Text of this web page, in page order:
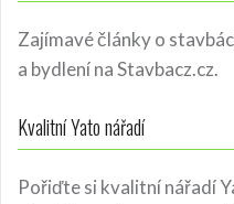
Zajímavé články o
a bydlenína Stavbacz.cz.
Kvalitní Yato nářadí
Pořiďte si kvalitní nářadí